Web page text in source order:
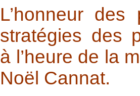
L’honneur
stratégies des
à l’heure de la
Noël Cannat.